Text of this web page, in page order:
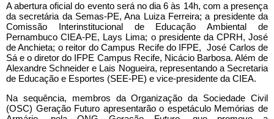
A abertura oficial do evento será no dia 6 às 14h, com a presença
da secretária da Semas-PE, Ana Luiza Ferreira; a presidente da
Comissão Interinstitucional de Educação Ambiental de
Pernambuco CIEA-PE, Lays Lima; o presidente da CPRH, José
de Anchieta; o reitor do Campus Recife do IFPE, José Carlos de
Sá e o diretor do IFPE Campus Recife, Nicácio Barbosa. Além de
Alexandre Schneider e Lais Nogueira, representando a Secretaria
de Educação e Esportes (SEE-PE) e vice-presidente da CIEA.
Na sequência, membros da Organização da Sociedade Civil
(OSC) Geração Futuro apresentarão o espetáculo Memórias de